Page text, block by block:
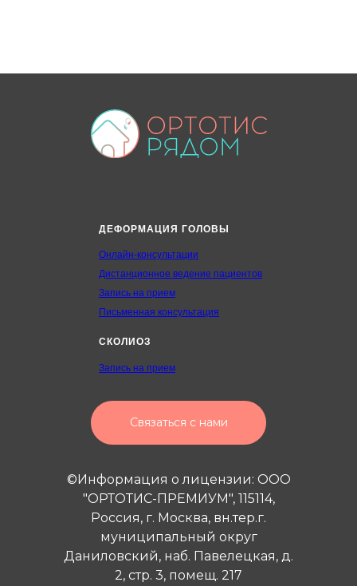
ДЕФОРМАЦИЯ ГОЛОВЫ
Онлайн-консультации
Дистанционное ведение пациентов
Запись на прием
Письменная консультация
СКОЛИОЗ
Запись на прием
Связаться с нами
©Информация о лицензии: ООО
"ОРТОТИС-ПРЕМИУМ", 115114,
Россия, г. Москва, вн.тер.г.
муниципальный округ
Даниловский, наб. Павелецкая, д.
2, стр. 3, помещ. 217